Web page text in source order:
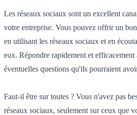
Les réseaux sociaux sont un excellent
votre entreprise. Vous pouvez offrir un
en utilisant les réseaux sociaux et en
eux. Répondre rapidement et
éventuelles questions qu'ils pourraient
Faut-il être sur toutes ? Vous n'avez pas
réseaux sociaux, seulement sur ceux que